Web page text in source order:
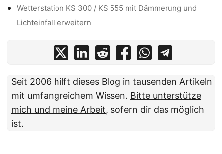
Wetterstation KS 300 / KS 555 mit Dämmerung und
Lichteinfall erweitern
Seit 2006 hilft dieses Blog in tausenden Artikeln
mit umfangreichem Wissen. Bitte unterstütze
mich und meine Arbeit, sofern dir das möglich
ist.